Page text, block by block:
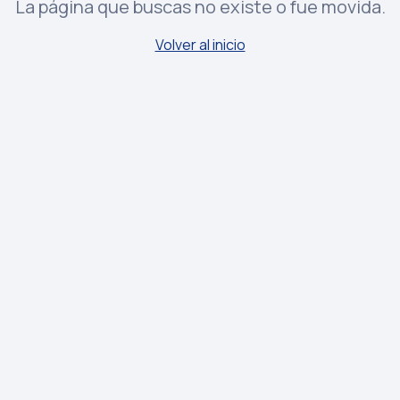
La página que buscas no existe o fue movida.
Volver al inicio